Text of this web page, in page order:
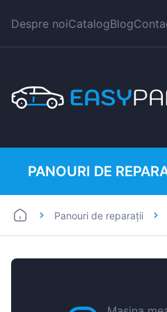
Despre noiCatalogBlog
PANOURI DE
Autoutilitare
Panouri de reparații